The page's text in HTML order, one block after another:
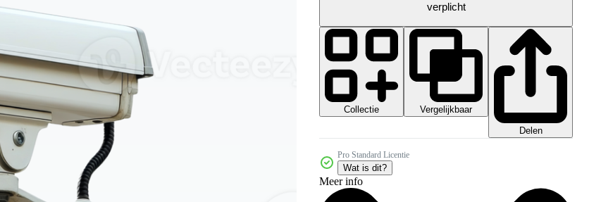
verplicht
Collectie
Vergelijkbaar
Delen
Pro Standard Licentie
Wat is dit?
Meer info